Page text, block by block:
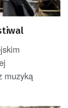
muzyką